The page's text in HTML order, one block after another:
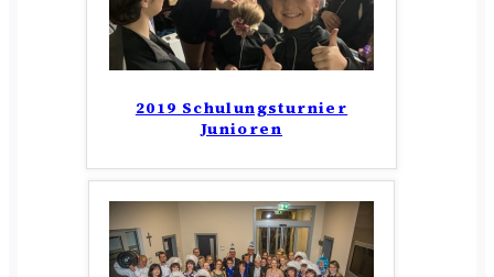
2019 Schulungsturnier
Junioren